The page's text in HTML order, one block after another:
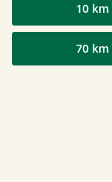
10 km
70 km